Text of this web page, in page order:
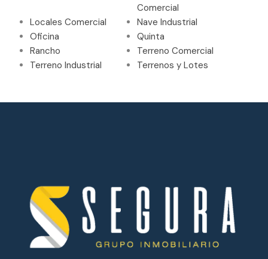
Comercial
Locales Comercial
Nave Industrial
Oficina
Quinta
Rancho
Terreno Comercial
Terreno Industrial
Terrenos y Lotes